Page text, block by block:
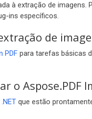
à extração de
ins específicos.
de
PDF para tarefas básicas
o Aspose.PDF
que estão